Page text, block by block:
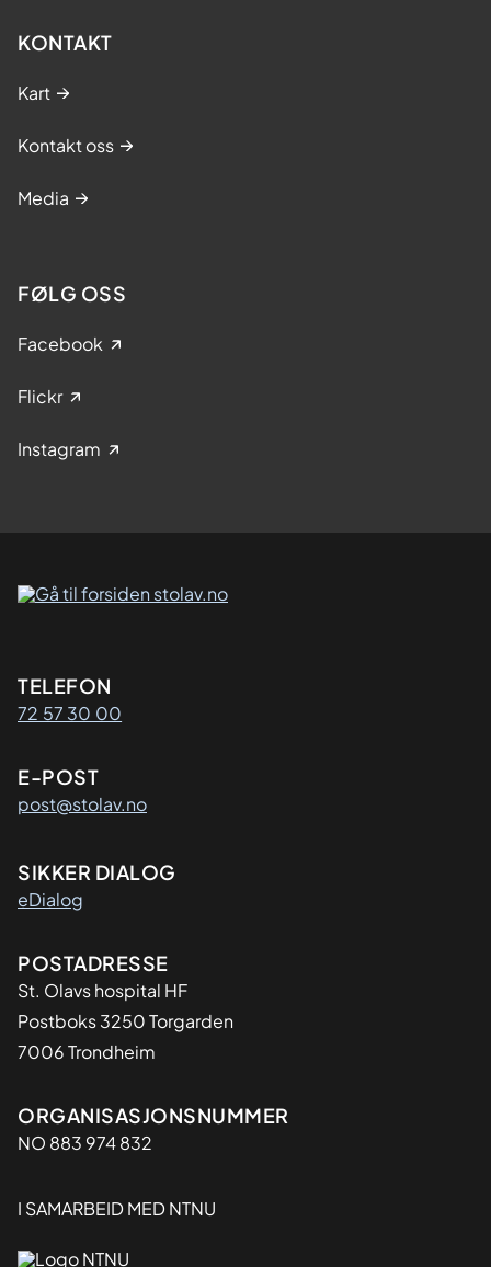
KONTAKT
Kart
Kontakt oss
Media
FØLG OSS
Facebook
Flickr
Instagram
Kontaktinformasjon
TELEFON
72 57 30 00
E-POST
post@stolav.no
SIKKER DIALOG
eDialog
Adresse
POSTADRESSE
St. Olavs hospital HF
Postboks 3250 Torgarden
7006 Trondheim
Organisasjon
ORGANISASJONSNUMMER
NO 883 974 832
I SAMARBEID MED NTNU